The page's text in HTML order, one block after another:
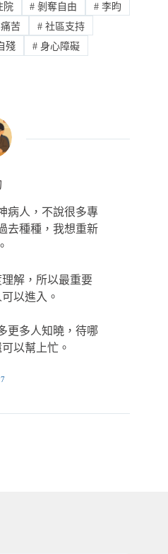
院 # 剝奪自由 # 李昀
痛苦 # 社區支持
殘 # 身心障礙
病人，不說很多專
去種種，我想重新
解，所以最重要
以進入。
更多人知曉，待哪
以幫上忙。